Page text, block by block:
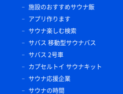
施設のおすすめサウナ飯
アプリ作ります
サウナ楽しむ検索
サバス 移動型サウナバス
サバス 2号車
カプセルトイ サウナキット
サウナ応援企業
サウナの時間